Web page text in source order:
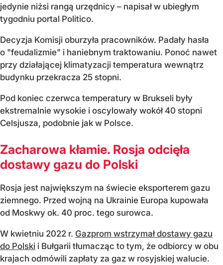
jedynie niżsi rangą urzędnicy – napisał w ubiegłym
tygodniu portal Politico.
Decyzja Komisji oburzyła pracowników. Padały hasła
o "feudalizmie" i haniebnym traktowaniu. Ponoć nawet
przy działającej klimatyzacji temperatura wewnątrz
budynku przekracza 25 stopni.
Pod koniec czerwca temperatury w Brukseli były
ekstremalnie wysokie i oscylowały wokół 40 stopni
Celsjusza, podobnie jak w Polsce.
Zacharowa kłamie. Rosja odcięła
dostawy gazu do Polski
Rosja jest największym na świecie eksporterem gazu
ziemnego. Przed wojną na Ukrainie Europa kupowała
od Moskwy ok. 40 proc. tego surowca.
W kwietniu 2022 r. Gazprom wstrzymał dostawy gazu
do Polski i Bułgarii tłumacząc to tym, że odbiorcy w obu
krajach odmówili zapłaty za gaz w rosyjskiej walucie.